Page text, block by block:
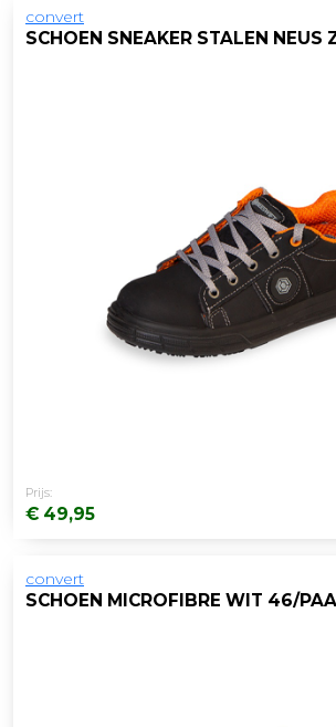
convert
Prijs:
€ 49,95
convert
SCHOEN MICROFIBRE WIT 46/